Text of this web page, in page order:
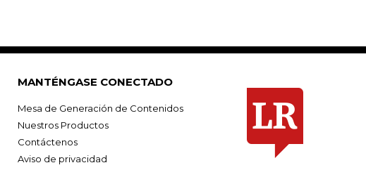
MANTÉNGASE CONECTADO
Mesa de Generación de Contenidos
Nuestros Productos
Contáctenos
Aviso de privacidad